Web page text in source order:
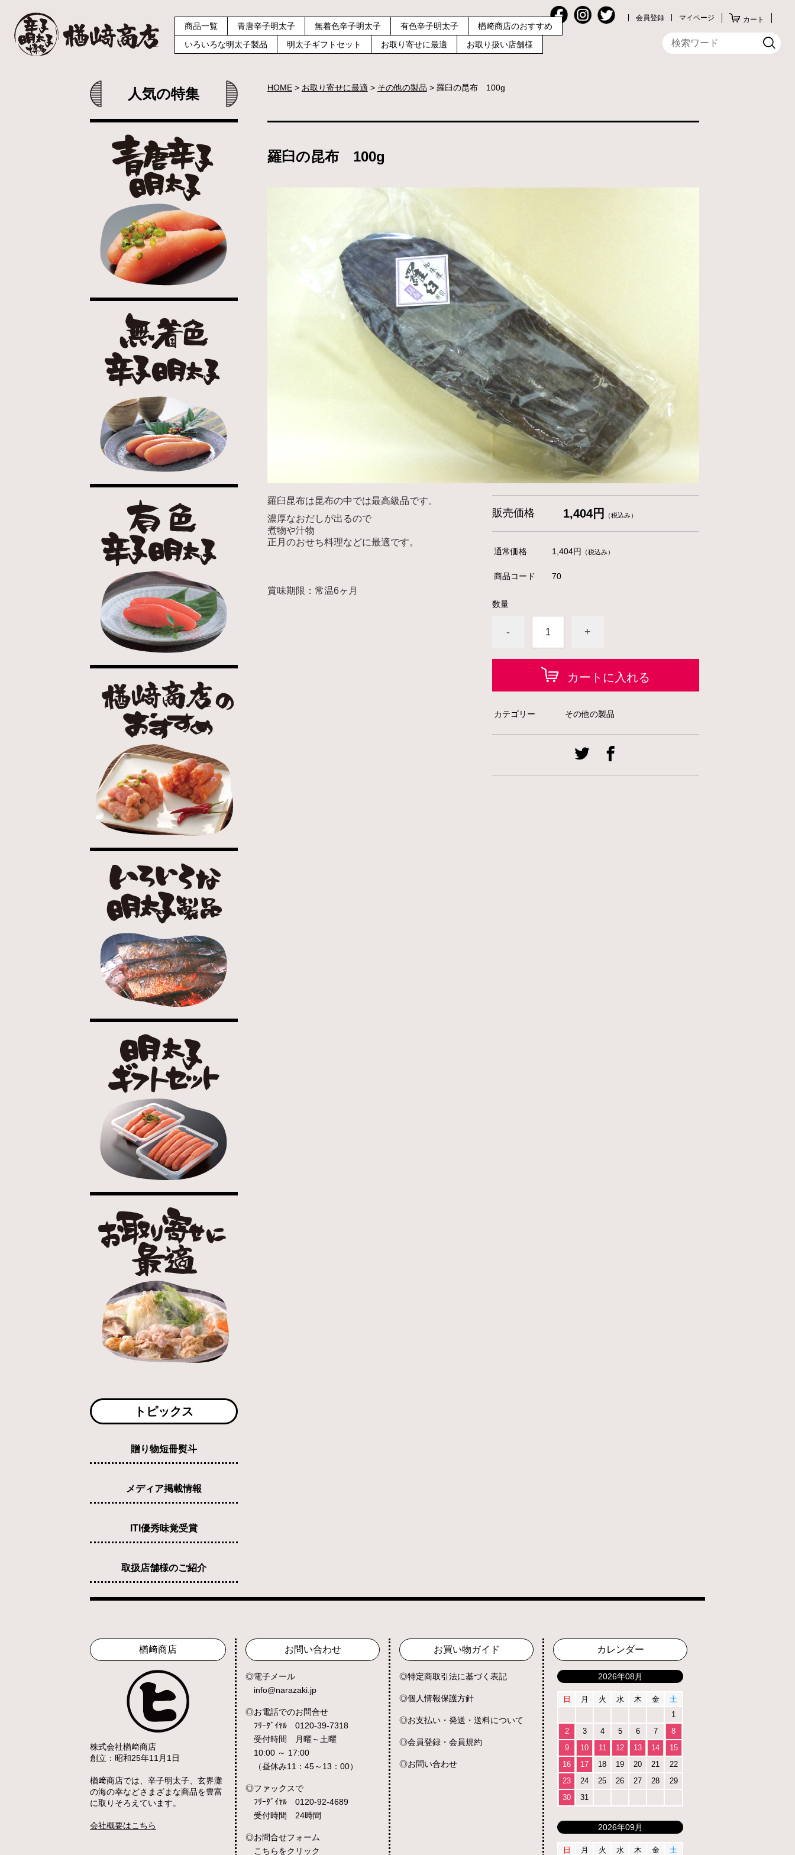
会員登録 マイページ カート
商品一覧 青唐辛子明太子 無着色辛子明太子 有色辛子明太子
楢﨑商店のおすすめ
いろいろな明太子製品
明太子ギフトセット お取り寄せに最適 お取り扱い店舗様
HOME お取り寄せに最適 その他の製品 羅臼の昆布 100g
羅臼の昆布 100g
羅臼昆布は昆布の中では最高級品です。
濃厚なおだしが出るので
煮物や汁物
正月のおせち料理などに最適です。
賞味期限：常温6ヶ月
販売価格 1,404円 （税込み）
通常価格 1,404円 （税込み）
商品コード 70
数量
- +
カートに入れる
カテゴリー その他の製品
人気の特集
トピックス
贈り物短冊熨斗
メディア掲載情報
ITI優秀味覚受賞
取扱店舗様のご紹介
楢﨑商店
株式会社楢﨑商店
創立：昭和25年11月1日
楢﨑商店では、辛子明太子、玄界灘
の海の幸などさまざまな商品を豊富
に取りそろえています。
会社概要はこちら
お問い合わせ
電子メール
info@narazaki.jp
お電話でのお問合せ
ﾌﾘｰﾀﾞｲﾔﾙ 0120-39-7318
受付時間 月曜～土曜
10:00 ～ 17:00
（昼休み11：45～13：00）
ファックスで
ﾌﾘｰﾀﾞｲﾔﾙ 0120-92-4689
受付時間 24時間
お問合せフォーム
こちらをクリック
お買い物ガイド
特定商取引法に基づく表記
個人情報保護方針
お支払い・発送・送料について
会員登録・会員規約
お問い合わせ
カレンダー
2026年08月
日 月 火 水 木 金
土
1
2
3 4 5 6 7
8
9
10 11 12 13 14
15
16
17 18 19 20 21
22
23
24 25 26 27 28
29
30
31
2026年09月
日 月 火 水 木 金 土